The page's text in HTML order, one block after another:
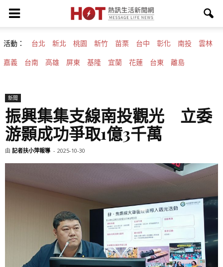
活動： 台北 新北 桃園 新竹 苗栗 台中 彰化 南投 雲林
嘉義 台南 高雄 屏東 基隆 宜蘭 花蓮 台東 離島
新聞
振興集集支線南投觀光 立委
游顥成功爭取1億3千萬
由 記者扶小萍報導 - 2025-10-30